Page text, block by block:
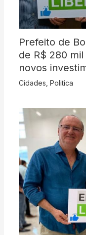
Prefeito de
de R$ 280
novos
Cidades Politica